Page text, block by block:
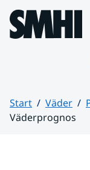
Hoppa till sidans
Start Väder
Väderprognos